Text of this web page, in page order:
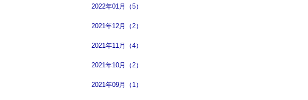
2022年01月（5）
2021年12月（2）
2021年11月（4）
2021年10月（2）
2021年09月（1）